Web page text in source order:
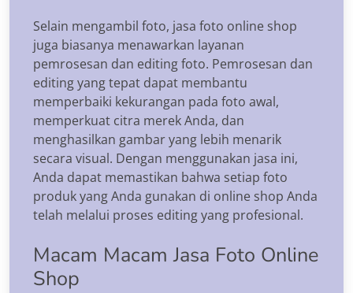
Selain mengambil foto, jasa foto online shop
juga biasanya menawarkan layanan
pemrosesan dan editing foto. Pemrosesan dan
editing yang tepat dapat membantu
memperbaiki kekurangan pada foto awal,
memperkuat citra merek Anda, dan
menghasilkan gambar yang lebih menarik
secara visual. Dengan menggunakan jasa ini,
Anda dapat memastikan bahwa setiap foto
produk yang Anda gunakan di online shop Anda
telah melalui proses editing yang profesional.
Macam Macam Jasa Foto Online
Shop